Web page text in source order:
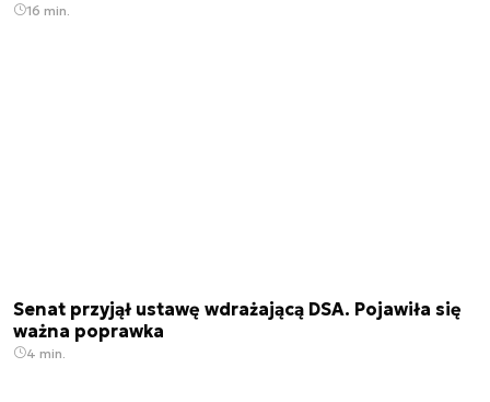
16 min.
Senat przyjął ustawę wdrażającą DSA. Pojawiła się
ważna poprawka
4 min.